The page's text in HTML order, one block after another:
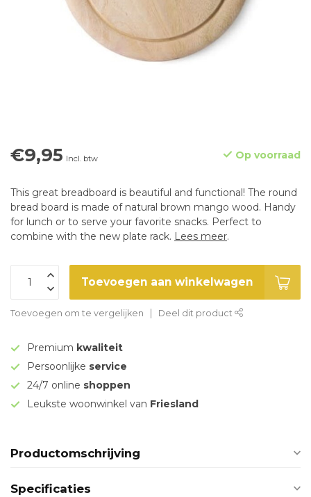
€9,95 Incl. btw Op voorraad
This great breadboard is beautiful and functional! The round
bread board is made of natural brown mango wood. Handy
for lunch or to serve your favorite snacks. Perfect to
combine with the new plate rack. Lees meer.
Toevoegen aan winkelwagen
Toevoegen om te vergelijken Deel dit product
Premium kwaliteit
Persoonlijke service
24/7 online shoppen
Leukste woonwinkel van Friesland
Productomschrijving
Specificaties